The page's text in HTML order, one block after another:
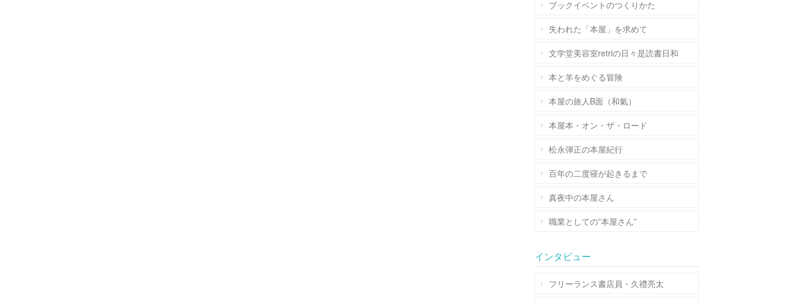
ブックイベントのつくりかた
失われた「本屋」を求めて
文学堂美容室retriの日々是読書日和
本と羊をめぐる冒険
本屋の旅人B面（和氣）
本屋本・オン・ザ・ロード
松永弾正の本屋紀行
百年の二度寝が起きるまで
真夜中の本屋さん
職業としての”本屋さん”
インタビュー
フリーランス書店員・久禮亮太